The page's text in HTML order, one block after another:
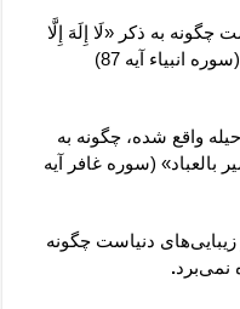
به ذکر «لَا إِلَهَ إِلَّا
أَنْتَ سُبْحَانَکَ إِنِّی کُنْتُ مِنَ الظَّالِمِین» (سوره انبیاء آیه 87)
واقع شده، چگونه به
بالعباد» (سوره غافر آیه
دنیاست چگونه
نمی‌برد.